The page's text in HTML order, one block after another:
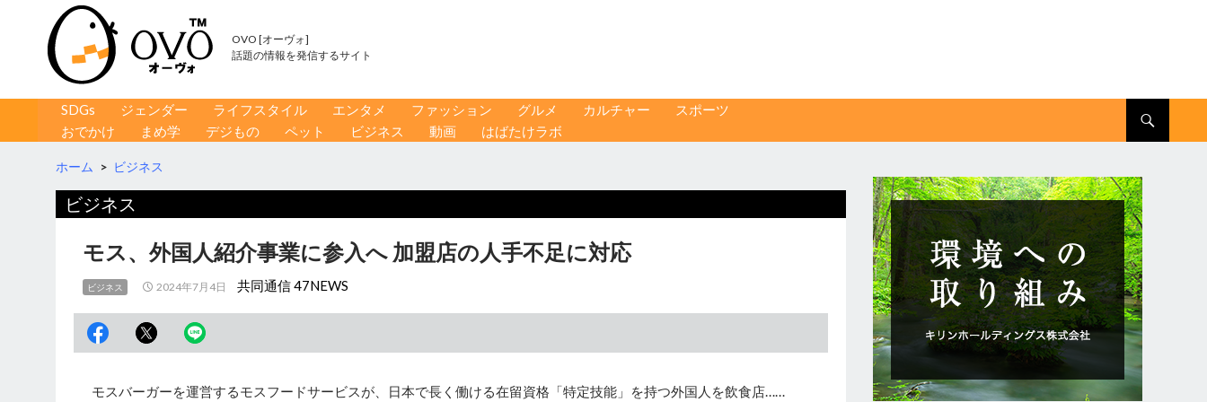
OVO [オーヴォ]
話題の情報を発信するサイト
コンテンツへ移動
SDGs ジェンダー ライフスタイル エンタメ ファッション グルメ カルチャー
スポーツ
おでかけ
まめ学 デジもの ペット ビジネス 動画 はばたけラボ
ホーム > ビジネス
ビジネス
モス、外国人紹介事業に参入へ 加盟店の人手不足に対応
ビジネス 2024年7月4日 共同通信 47NEWS
モスバーガーを運営するモスフードサービスが、日本で長く働ける在留資格「特定技能」を持つ外国人を飲食店……